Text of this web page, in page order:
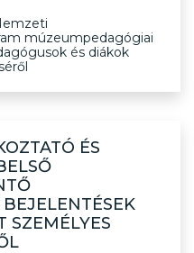
múzeumpedagógiai
és diákok
ÉS
SZEMÉLYES